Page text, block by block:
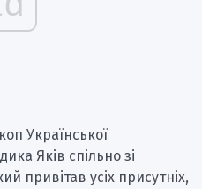
Української
Яків спільно зі
привітав усіх присутніх,